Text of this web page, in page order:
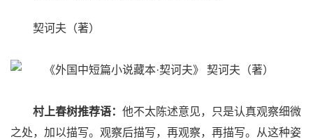
契诃夫（著）
村上春树推荐语： 他不太陈述意见，只是认真观察细微
之处，加以描写。观察后描写，再观察，再描写。从这种姿